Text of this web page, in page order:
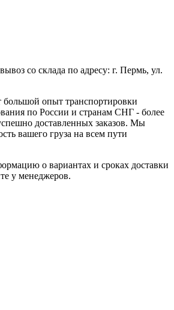
со склада по адресу: г. Пермь, ул.
опыт транспортировки
по России и странам СНГ - более
доставленных заказов. Мы
вашего груза на всем пути
о вариантах и сроках доставки
у менеджеров.